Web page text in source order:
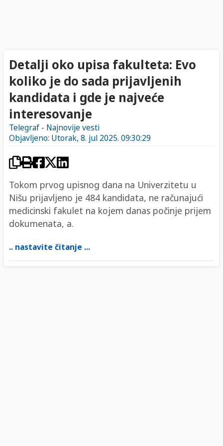
Detalji oko upisa fakulteta: Evo
koliko je do sada prijavljenih
kandidata i gde je najveće
interesovanje
Telegraf - Najnovije vesti
Objavljeno: Utorak, 8. jul 2025. 09:30:29
Tokom prvog upisnog dana na Univerzitetu u
Nišu prijavljeno je 484 kandidata, ne računajući
medicinski fakulet na kojem danas počinje prijem
dokumenata, a.
.. nastavite čitanje ...